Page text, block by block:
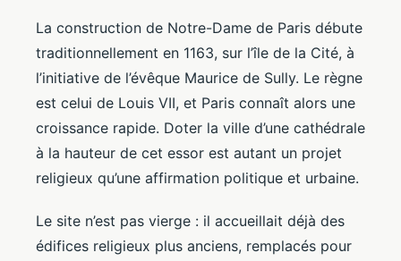
La construction de Notre-Dame de Paris débute
traditionnellement en 1163, sur l’île de la Cité, à
l’initiative de l’évêque Maurice de Sully. Le règne
est celui de Louis VII, et Paris connaît alors une
croissance rapide. Doter la ville d’une cathédrale
à la hauteur de cet essor est autant un projet
religieux qu’une affirmation politique et urbaine.
Le site n’est pas vierge : il accueillait déjà des
édifices religieux plus anciens, remplacés pour